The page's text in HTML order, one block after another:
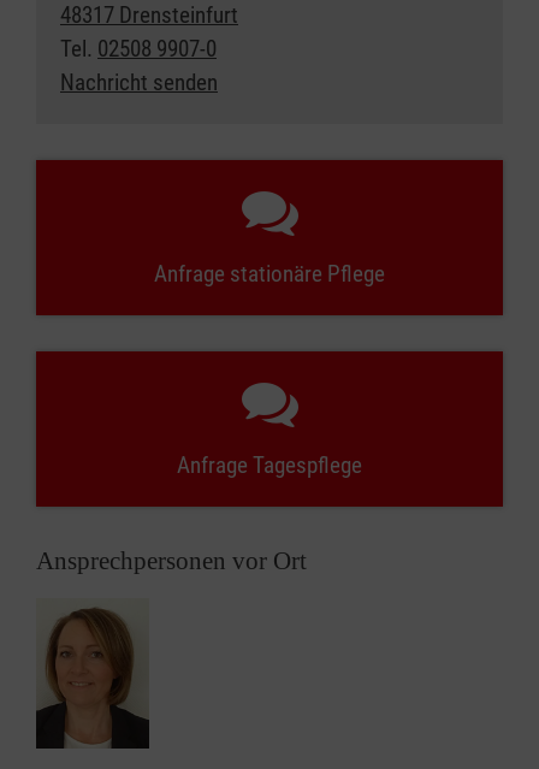
48317 Drensteinfurt
Tel. 02508 9907-0
Nachricht senden
Anfrage stationäre Pflege
Anfrage Tagespflege
Ansprechpersonen vor Ort